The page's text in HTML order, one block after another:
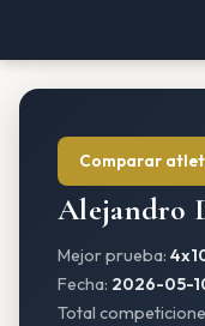
Comparar
Alejandro
Mejor prueba:
Fecha: 2026-05-
Total